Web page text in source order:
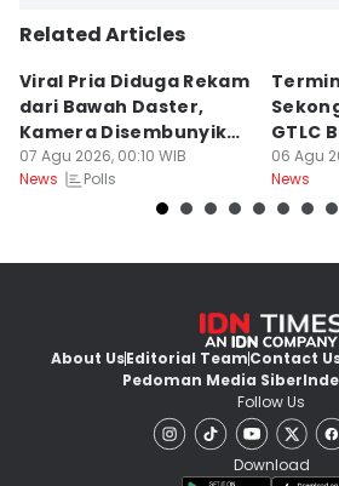
Related Articles
Viral Pria Diduga Rekam
dari Bawah Daster,
Kamera Disembunyikan
di Sandal
07 Agu 2026, 00:10 WIB
News
Polls
GTLC
06 Agu
News
About UsEditorial TeamContact
Pedoman Media Siber
Follow Us
Download